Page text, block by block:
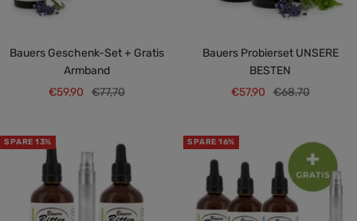
Bauers Geschenk-Set + Gratis
Armband
Angebotspreis
€59,90
Regulärer
€77,70
Bauers Probierset UNSERE
BESTEN
Angebotspreis
€57,90 Regulärer
€68,70
SPARE 13% SPARE 16%